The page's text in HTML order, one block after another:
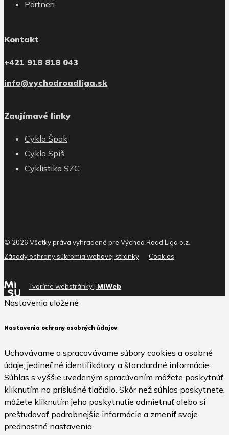
Partneri
Kontakt
+421 918 818 043
info@vychodroadliga.sk
Zaujímavé linky
Cyklo Špak
Cyklo Spiš
Cyklistika SZC
© 2026 Všetky práva vyhradené pre Východ Road Liga o.z.
Zásady ochrany súkromia webovej stránky
Cookies
Tvoríme webstránky | MiWeb
Nastavenia uložené
Nastavenia ochrany osobných údajov
Uchovávame a spracovávame súbory cookies a osobné
údaje, jedinečné identifikátory a štandardné informácie.
Súhlas s vyššie uvedeným spracúvaním môžete poskytnúť
kliknutím na príslušné tlačidlo. Skôr než súhlas poskytnete,
môžete kliknutím jeho poskytnutie odmietnuť alebo si
preštudovať podrobnejšie informácie a zmeniť svoje
prednostné nastavenia.